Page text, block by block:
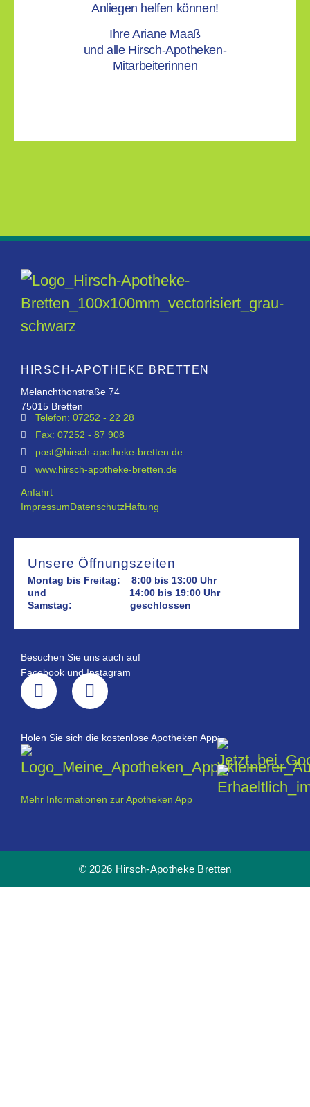
Anliegen helfen können!
Ihre Ariane Maaß
und alle Hirsch-Apotheken-
Mitarbeiterinnen
HIRSCH-APOTHEKE BRETTEN
Melanchthonstraße 74
75015 Bretten
Telefon: 07252 - 22 28
Fax: 07252 - 87 908
post@hirsch-apotheke-bretten.de
www.hirsch-apotheke-bretten.de
Anfahrt
ImpressumDatenschutzHaftung
Unsere Öffnungszeiten
Montag bis Freitag: 8:00 bis 13:00 Uhr
und 14:00 bis 19:00 Uhr
Samstag: geschlossen
Besuchen Sie uns auch auf
Facebook und Instagram
Holen Sie sich die kostenlose Apotheken App:
Mehr Informationen zur Apotheken App
© 2026 Hirsch-Apotheke Bretten